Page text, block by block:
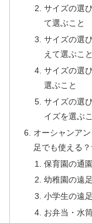
サイズの選
て選ぶこと
サイズの選
えて選ぶこと
サイズの選
選ぶこと
サイズの選
イズを選ぶ
オーシャンア
足でも使える
保育園の通
幼稚園の遠
小学生の遠
お弁当・水